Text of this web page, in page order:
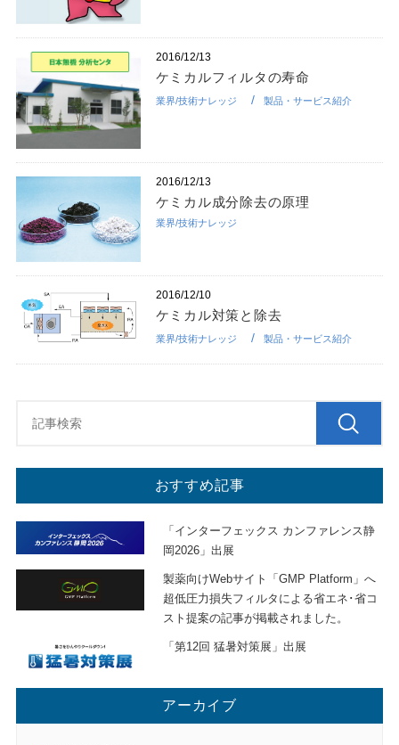
2016/12/13
ケミカルフィルタの寿命
業界/技術ナレッジ 製品・サービス紹介
2016/12/13
ケミカル成分除去の原理
業界/技術ナレッジ
2016/12/10
ケミカル対策と除去
業界/技術ナレッジ 製品・サービス紹介
おすすめ記事
「インターフェックス カンファレンス静
岡2026」出展
製薬向けWebサイト「GMP Platform」へ
超低圧力損失フィルタによる省エネ･省コ
スト提案の記事が掲載されました。
「第12回 猛暑対策展」出展
アーカイブ